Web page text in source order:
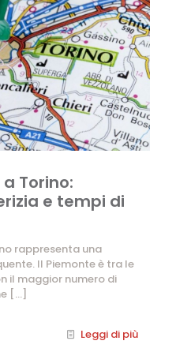
Torino:
e tempi di
rappresenta una
Il Piemonte è tra le
il maggior numero di
[…]
Leggi di più